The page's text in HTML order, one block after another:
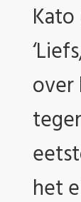
over
het